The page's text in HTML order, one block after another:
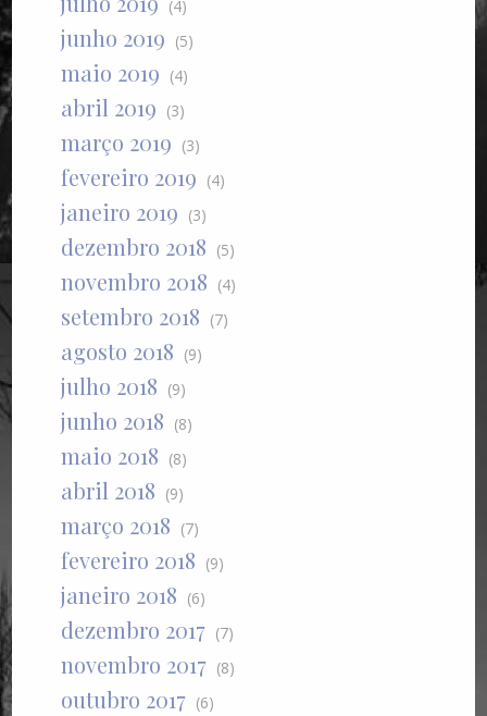
(4)
junho 2019 (5)
maio 2019 (4)
abril 2019 (3)
março 2019 (3)
fevereiro 2019 (4)
janeiro 2019 (3)
dezembro 2018 (5)
novembro 2018 (4)
setembro 2018 (7)
agosto 2018 (9)
julho 2018 (9)
junho 2018 (8)
maio 2018 (8)
abril 2018 (9)
março 2018 (7)
fevereiro 2018 (9)
janeiro 2018 (6)
dezembro 2017 (7)
novembro 2017 (8)
outubro 2017 (6)